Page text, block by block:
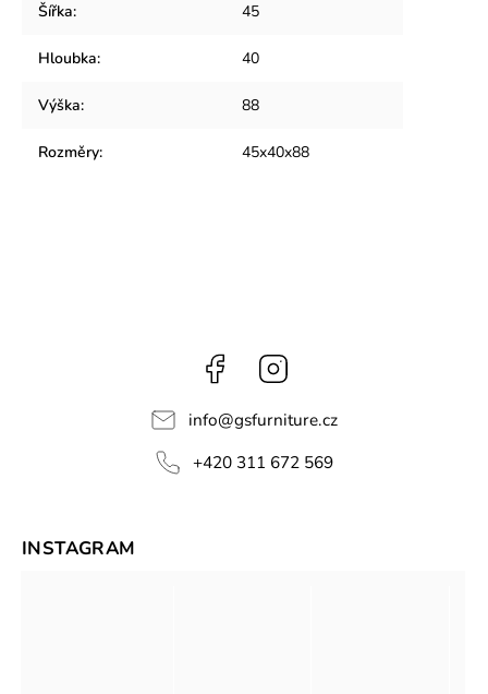
Šířka: 45
Hloubka: 40
Výška: 88
Rozměry: 45x40x88
Facebook
info@gsfurniture.cz
+420 311 672 569
INSTAGRAM